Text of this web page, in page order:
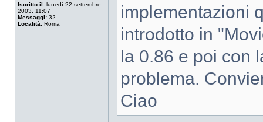
Iscritto il: lunedì 22 settembre
2003, 11:07
Messaggi: 32
Località: Roma
implementazioni
introdotto in
la 0.86 e poi con
problema.
Ciao